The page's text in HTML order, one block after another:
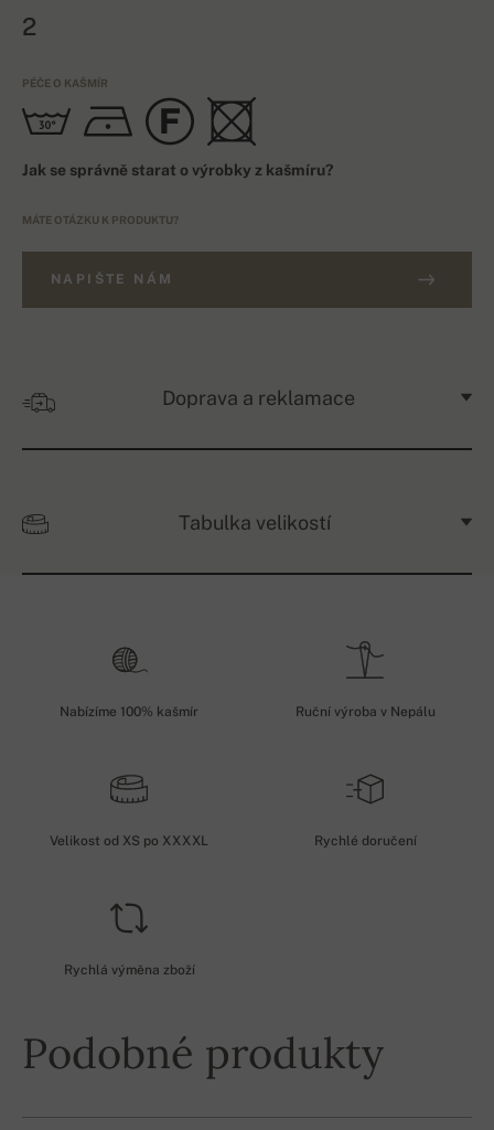
2
PÉČE O KAŠMÍR
Jak se správně starat o výrobky z kašmíru?
MÁTE OTÁZKU K PRODUKTU?
NAPIŠTE NÁM
Doprava a reklamace
Tabulka velikostí
Nabízíme 100% kašmír Ruční výroba v Nepálu
Velikost od XS po XXXXL Rychlé doručení
Rychlá výměna zboží
Podobné produkty